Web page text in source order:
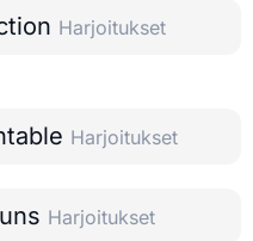
Harjoitukset
Harjoitukset
Harjoitukset